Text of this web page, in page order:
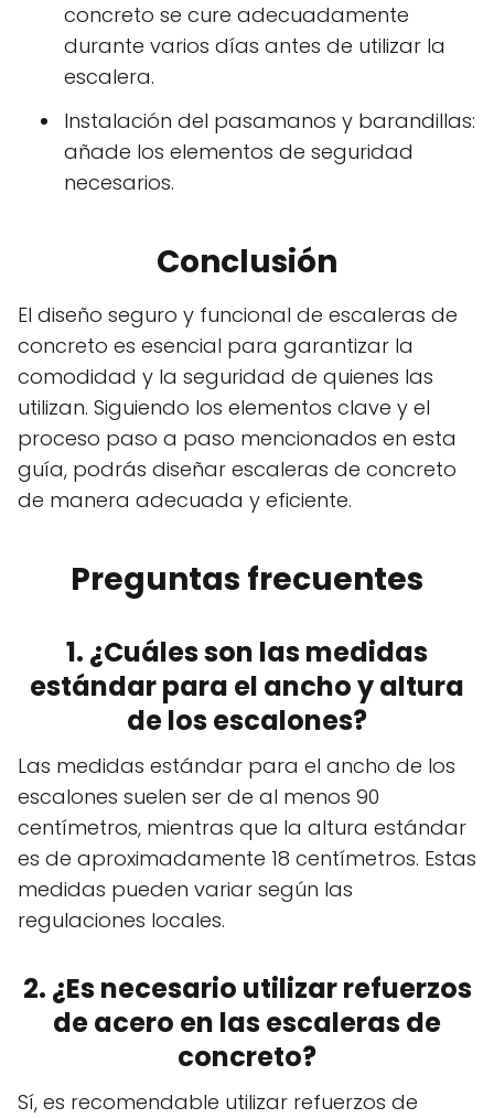
concreto se cure adecuadamente
durante varios días antes de utilizar la
escalera.
Instalación del pasamanos y barandillas:
añade los elementos de seguridad
necesarios.
Conclusión
El diseño seguro y funcional de escaleras de
concreto es esencial para garantizar la
comodidad y la seguridad de quienes las
utilizan. Siguiendo los elementos clave y el
proceso paso a paso mencionados en esta
guía, podrás diseñar escaleras de concreto
de manera adecuada y eficiente.
Preguntas frecuentes
1. ¿Cuáles son las medidas
estándar para el ancho y altura
de los escalones?
Las medidas estándar para el ancho de los
escalones suelen ser de al menos 90
centímetros, mientras que la altura estándar
es de aproximadamente 18 centímetros. Estas
medidas pueden variar según las
regulaciones locales.
2. ¿Es necesario utilizar refuerzos
de acero en las escaleras de
concreto?
Sí, es recomendable utilizar refuerzos de